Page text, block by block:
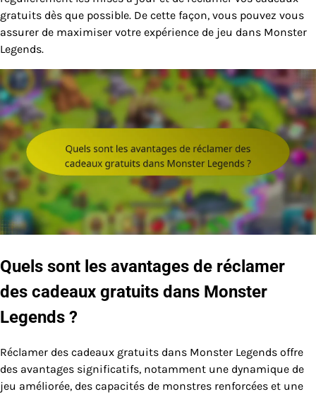
gratuits dès que possible. De cette façon, vous pouvez vous
assurer de maximiser votre expérience de jeu dans Monster
Legends.
Quels sont les avantages de réclamer
des cadeaux gratuits dans Monster
Legends ?
Réclamer des cadeaux gratuits dans Monster Legends offre
des avantages significatifs, notamment une dynamique de
jeu améliorée, des capacités de monstres renforcées et une